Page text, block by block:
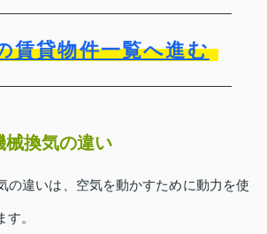
賃貸物件一覧へ進む
械換気の違い
の違いは、空気を動かすために動力を使
。